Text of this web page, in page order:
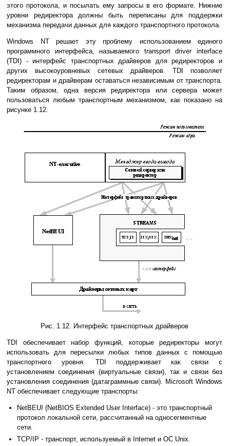
этого протокола, и посылать ему запросы в его формате. Нижние
уровни редиректора должны быть переписаны для поддержки
механизма передачи данных для каждого транспортного протокола.
Windows NT решает эту проблему использованием единого
программного интерфейса, называемого transport driver interface
(TDI) - интерфейс транспортных драйверов для редиректоров и
других высокоуровневых сетевых драйверов. TDI позволяет
редиректорам и драйверам оставаться независимым от транспорта.
Таким образом, одна версия редиректора или сервера может
пользоваться любым транспортным механизмом, как показано на
рисунке 1.12.
Рис. 1.12. Интерфейс транспортных драйверов
TDI обеспечивает набор функций, которые редиректоры могут
использовать для пересылки любых типов данных с помощью
транспортного уровня. TDI поддерживает как связи с
установлением соединения (виртуальные связи), так и связи без
установления соединения (датаграммные связи). Microsoft Windows
NT обеспечивает следующие транспорты:
NetBEUI (NetBIOS Extended User Interface) - это транспортный
протокол локальной сети, рассчитанный на односегментные
сети.
TCP/IP - транспорт, используемый в Internet и ОС Unix.